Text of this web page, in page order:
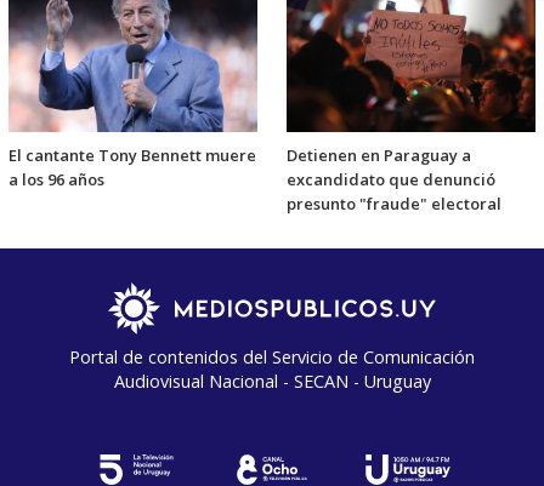
El cantante Tony Bennett muere
a los 96 años
Detienen en Paraguay a
excandidato que denunció
presunto "fraude" electoral
Portal de contenidos del Servicio de Comunicación
Audiovisual Nacional - SECAN - Uruguay